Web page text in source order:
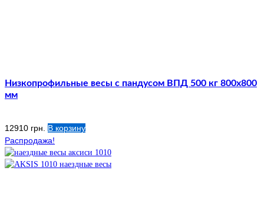
Низкопрофильные весы с пандусом ВПД 500 кг 800х800
мм
12910 грн. В корзину
Распродажа!